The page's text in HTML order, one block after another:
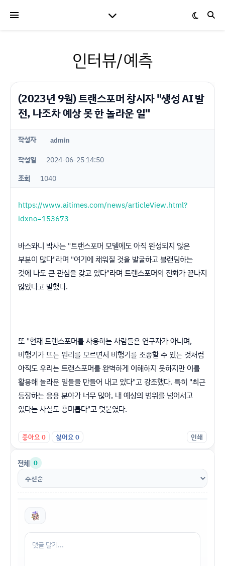
인터뷰/예측
(2023년 9월) 트랜스포머 창시자 "생성 AI 발
전, 나조차 예상 못 한 놀라운 일"
작성자 admin
작성일
2024-06-25 14:50
조회
1040
https://www.aitimes.com/news/articleView.html?
idxno=153673
바스와니 박사는 "트랜스포머 모델에도 아직 완성되지 않은
부분이 많다"라며 "여기에 채워질 것을 발굴하고 블랜딩하는
것에 나도 큰 관심을 갖고 있다"라며 트랜스포머의 진화가 끝나지
않았다고 말했다.
또 "현재 트랜스포머를 사용하는 사람들은 연구자가 아니며,
비행기가 뜨는 원리를 모르면서 비행기를 조종할 수 있는 것처럼
아직도 우리는 트랜스포머를 완벽하게 이해하지 못하지만 이를
활용해 놀라운 일들을 만들어 내고 있다"고 강조했다. 특히 "최근
등장하는 응용 분야가 너무 많아, 내 예상의 범위를 넘어서고
있다는 사실도 흥미롭다"고 덧붙였다.
좋아요0 싫어요0 인쇄
전체 0